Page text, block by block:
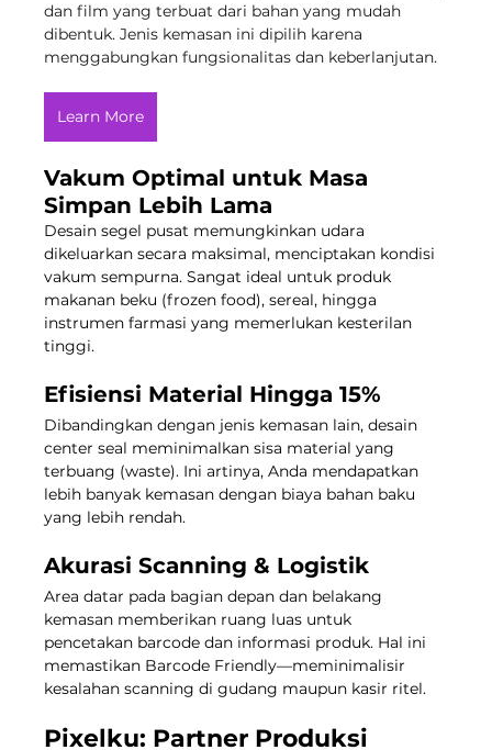
dan film yang terbuat dari bahan yang mudah
dibentuk. Jenis kemasan ini dipilih karena
menggabungkan fungsionalitas dan keberlanjutan.
Learn More
Vakum Optimal untuk Masa
Simpan Lebih Lama
Desain segel pusat memungkinkan udara
dikeluarkan secara maksimal, menciptakan kondisi
vakum sempurna. Sangat ideal untuk produk
makanan beku (frozen food), sereal, hingga
instrumen farmasi yang memerlukan kesterilan
tinggi.
Efisiensi Material Hingga 15%
Dibandingkan dengan jenis kemasan lain, desain
center seal meminimalkan sisa material yang
terbuang (waste). Ini artinya, Anda mendapatkan
lebih banyak kemasan dengan biaya bahan baku
yang lebih rendah.
Akurasi Scanning & Logistik
Area datar pada bagian depan dan belakang
kemasan memberikan ruang luas untuk
pencetakan barcode dan informasi produk. Hal ini
memastikan Barcode Friendly—meminimalisir
kesalahan scanning di gudang maupun kasir ritel.
Pixelku: Partner Produksi